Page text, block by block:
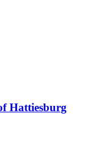
Hattiesburg